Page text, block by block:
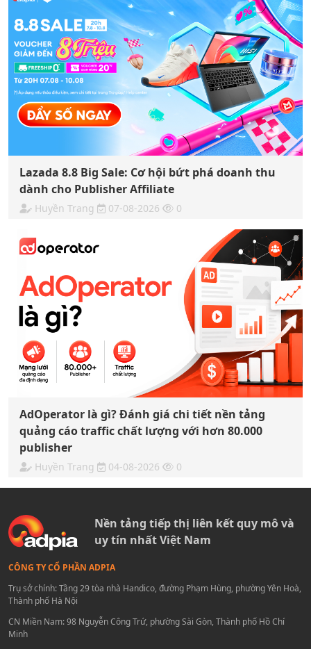
Lazada 8.8 Big Sale: Cơ hội bứt phá doanh thu
dành cho Publisher Affiliate
Huyền Trang 07-08-2026 0
AdOperator là gì? Đánh giá chi tiết nền tảng
quảng cáo traffic chất lượng với hơn 80.000
publisher
Huyền Trang 04-08-2026 0
Nền tảng tiếp thị liên kết quy mô và
uy tín nhất Việt Nam
CÔNG TY CỔ PHẦN ADPIA
Trụ sở chính: Tầng 29 tòa nhà Handico, đường Phạm Hùng, phường Yên Hoà,
Thành phố Hà Nội
CN Miền Nam: 98 Nguyễn Công Trứ, phường Sài Gòn, Thành phố Hồ Chí
Minh